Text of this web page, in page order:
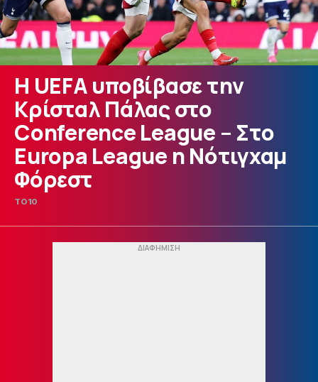
Η UEFA υποβίβασε την
Κρίσταλ Πάλας στο
Conference League – Στο
Εuropa League η Nότιγχαμ
Φόρεστ
TO10